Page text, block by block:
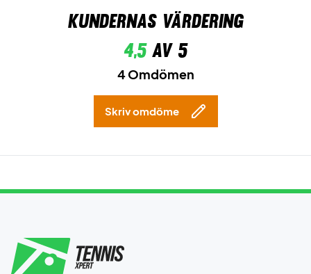
Kundernas värdering
4,5av 5
4 Omdömen
Skriv omdöme